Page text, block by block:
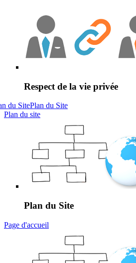
Respect de la vie privée
Plan du Site
Plan du site
Plan du Site
Page d'accueil